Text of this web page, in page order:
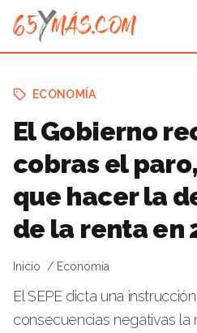
ECONOMÍA
El Gobierno
cobras el
que hacer la
de la renta en
Inicio Economía
El SEPE dicta una
consecuencias negativas la